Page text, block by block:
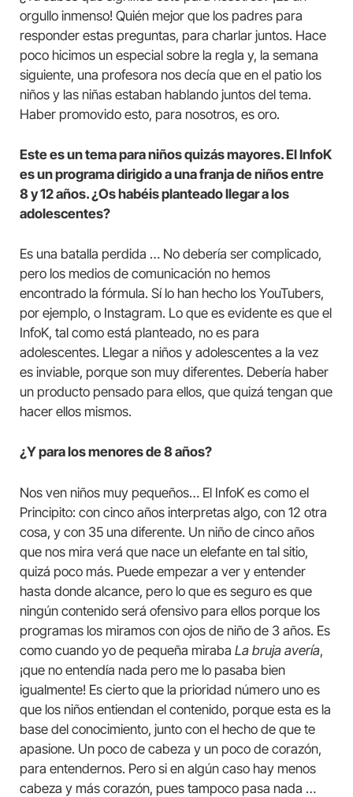
orgullo inmenso! Quién mejor que los padres para
responder estas preguntas, para charlar juntos. Hace
poco hicimos un especial sobre la regla y, la semana
siguiente, una profesora nos decía que en el patio los
niños y las niñas estaban hablando juntos del tema.
Haber promovido esto, para nosotros, es oro.
Este es un tema para niños quizás mayores. El InfoK
es un programa dirigido a una franja de niños entre
8 y 12 años. ¿Os habéis planteado llegar a los
adolescentes?
Es una batalla perdida … No debería ser complicado,
pero los medios de comunicación no hemos
encontrado la fórmula. Sí lo han hecho los YouTubers,
por ejemplo, o Instagram. Lo que es evidente es que el
InfoK, tal como está planteado, no es para
adolescentes. Llegar a niños y adolescentes a la vez
es inviable, porque son muy diferentes. Debería haber
un producto pensado para ellos, que quizá tengan que
hacer ellos mismos.
¿Y para los menores de 8 años?
Nos ven niños muy pequeños… El InfoK es como el
Principito: con cinco años interpretas algo, con 12 otra
cosa, y con 35 una diferente. Un niño de cinco años
que nos mira verá que nace un elefante en tal sitio,
quizá poco más. Puede empezar a ver y entender
hasta donde alcance, pero lo que es seguro es que
ningún contenido será ofensivo para ellos porque los
programas los miramos con ojos de niño de 3 años. Es
como cuando yo de pequeña miraba La bruja avería,
¡que no entendía nada pero me lo pasaba bien
igualmente! Es cierto que la prioridad número uno es
que los niños entiendan el contenido, porque esta es la
base del conocimiento, junto con el hecho de que te
apasione. Un poco de cabeza y un poco de corazón,
para entendernos. Pero si en algún caso hay menos
cabeza y más corazón, pues tampoco pasa nada …